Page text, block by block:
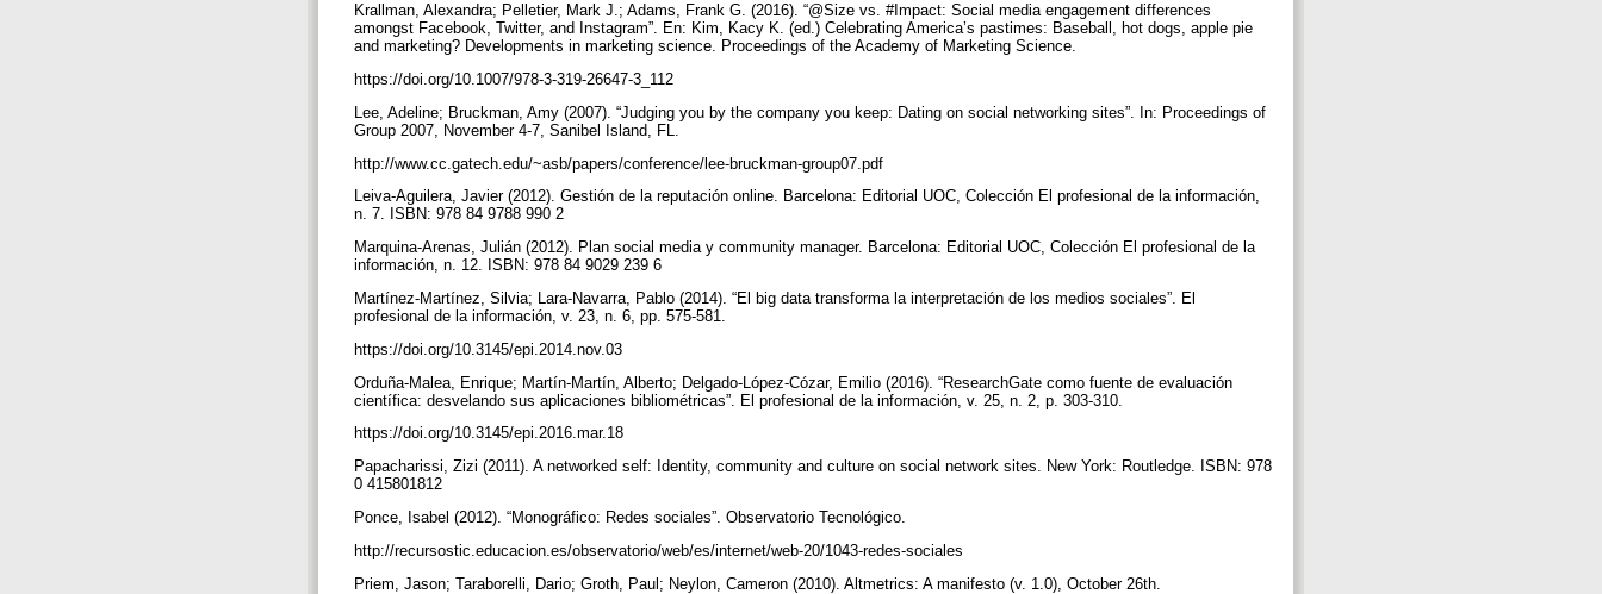
Krallman, Alexandra; Pelletier, Mark J.; Adams, Frank G. (2016). “@Size vs. #Impact: Social media engagement differences
amongst Facebook, Twitter, and Instagram”. En: Kim, Kacy K. (ed.) Celebrating America’s pastimes: Baseball, hot dogs, apple pie
and marketing? Developments in marketing science. Proceedings of the Academy of Marketing Science.
https://doi.org/10.1007/978-3-319-26647-3_112
Lee, Adeline; Bruckman, Amy (2007). “Judging you by the company you keep: Dating on social networking sites”. In: Proceedings of
Group 2007, November 4-7, Sanibel Island, FL.
http://www.cc.gatech.edu/~asb/papers/conference/lee-bruckman-group07.pdf
Leiva-Aguilera, Javier (2012). Gestión de la reputación online. Barcelona: Editorial UOC, Colección El profesional de la información,
n. 7. ISBN: 978 84 9788 990 2
Marquina-Arenas, Julián (2012). Plan social media y community manager. Barcelona: Editorial UOC, Colección El profesional de la
información, n. 12. ISBN: 978 84 9029 239 6
Martínez-Martínez, Silvia; Lara-Navarra, Pablo (2014). “El big data transforma la interpretación de los medios sociales”. El
profesional de la información, v. 23, n. 6, pp. 575-581.
https://doi.org/10.3145/epi.2014.nov.03
Orduña-Malea, Enrique; Martín-Martín, Alberto; Delgado-López-Cózar, Emilio (2016). “ResearchGate como fuente de evaluación
científica: desvelando sus aplicaciones bibliométricas”. El profesional de la información, v. 25, n. 2, p. 303-310.
https://doi.org/10.3145/epi.2016.mar.18
Papacharissi, Zizi (2011). A networked self: Identity, community and culture on social network sites. New York: Routledge. ISBN: 978
0 415801812
Ponce, Isabel (2012). “Monográfico: Redes sociales”. Observatorio Tecnológico.
http://recursostic.educacion.es/observatorio/web/es/internet/web-20/1043-redes-sociales
Priem, Jason; Taraborelli, Dario; Groth, Paul; Neylon, Cameron (2010). Altmetrics: A manifesto (v. 1.0), October 26th.